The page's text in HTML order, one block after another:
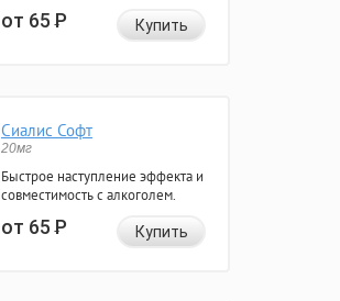
от 65Р Купить
Сиалис Софт
20мг
Быстрое наступление эффекта и
совместимость с алкоголем.
от 65Р Купить